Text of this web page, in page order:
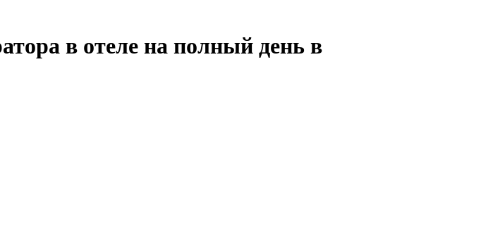
в отеле на полный день в